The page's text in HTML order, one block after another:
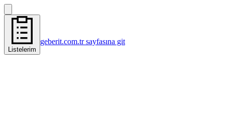
Listelerim
geberit.com.tr sayfasına git